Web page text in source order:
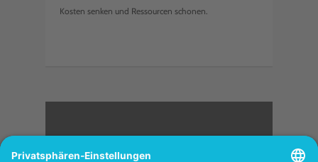
Kosten senken und Ressourcen schonen.
<